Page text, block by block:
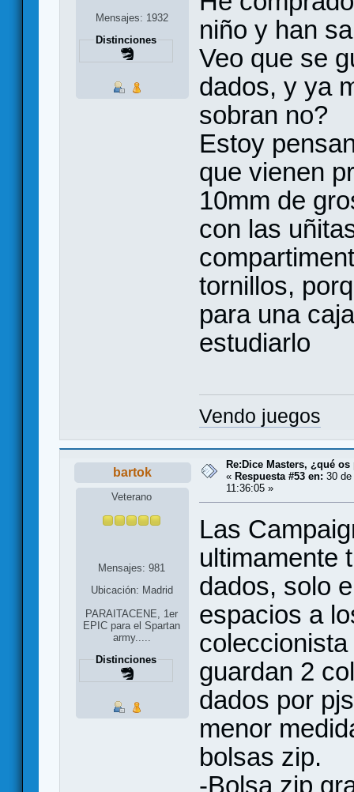
Mensajes: 1932
Distinciones
niño y han
Veo que se
dados, y ya
sobran no?
Estoy
que vienen
10mm de
con las
tornillos,
para una
estudiarlo
Vendo juegos
bartok
Veterano
Mensajes: 981
Ubicación: Madrid
PARAITACENE, 1er
EPIC para el Spartan
army.....
Distinciones
Re:Dice Masters, ¿qué os
« Respuesta #53 en: 30
11:36:05 »
Las
ultimamente
dados, solo
espacios a
guardan 2
dados por
menor
bolsas zip.
-Bolsa zip